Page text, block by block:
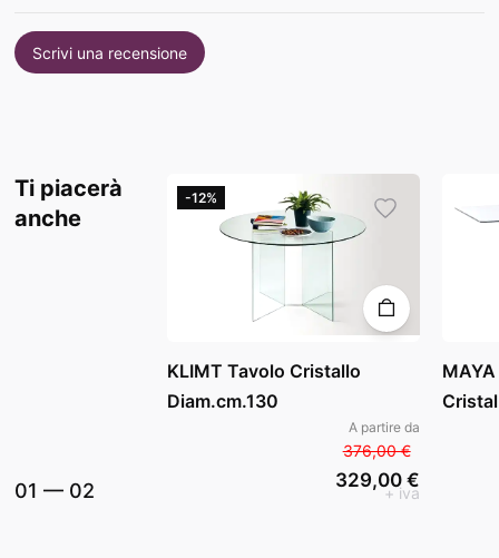
Scrivi una recensione
Ti piacerà
anche
01 — 02
-12%
KLIMT Tavolo Cristallo
Diam.cm.130
A partire da
376,00 €
329,00 €
+ iva